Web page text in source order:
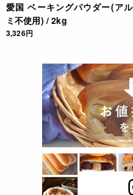
愛国 ベーキングパウダー(アル
ミ不使用) / 2kg
3,326円